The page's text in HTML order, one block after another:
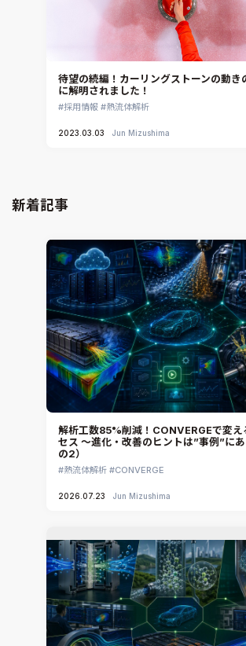
待望の続編！カーリングストーンの動き
に解明されました！
採用情報 熱流体解析
2023.03.03 Jun Mizushima
新着記事
解析工数85%削減！CONVERGEで変え
セス ～進化・改善のヒントは”事例”に
の2）
熱流体解析 CONVERGE
2026.07.23 Jun Mizushima